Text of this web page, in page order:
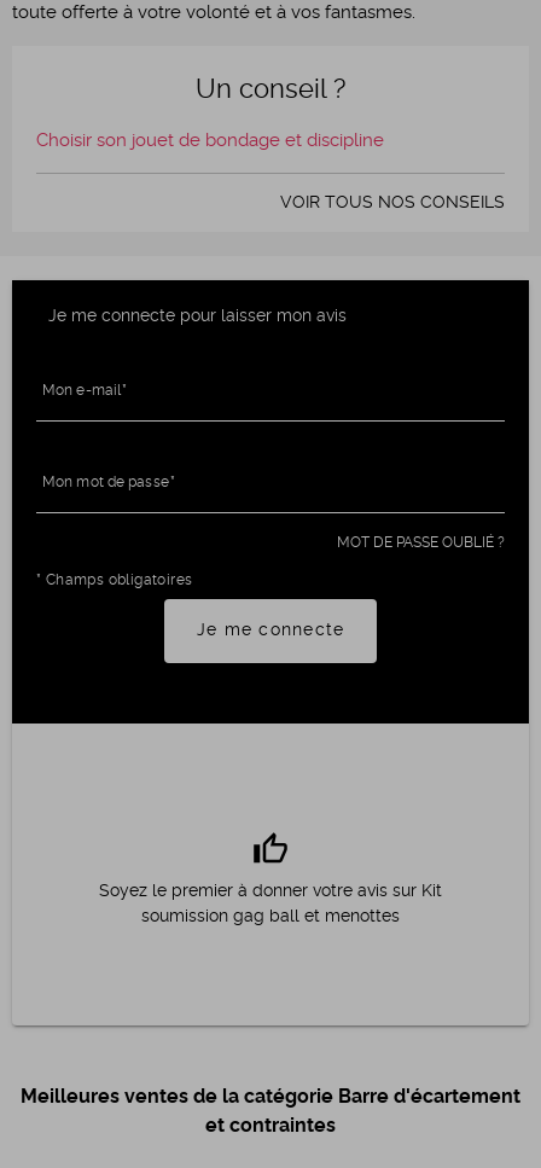
toute offerte à votre volonté et à vos fantasmes.
Un conseil ?
Choisir son jouet de bondage et discipline
VOIR TOUS NOS CONSEILS
Je me connecte pour laisser mon avis
* Champs obligatoires
Mon e-mail
Mon mot de passe
MOT DE PASSE OUBLIÉ ?
Je me connecte
thumb_up
Soyez le premier à donner votre avis sur Kit
soumission gag ball et menottes
Meilleures ventes de la catégorie Barre d'écartement
et contraintes